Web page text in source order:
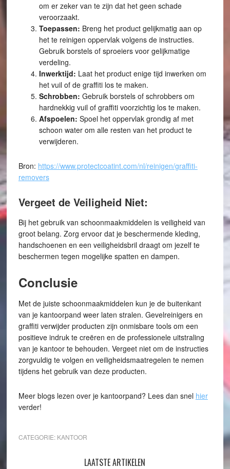
om er zeker van te zijn dat het geen schade
veroorzaakt.
Toepassen: Breng het product gelijkmatig aan op
het te reinigen oppervlak volgens de instructies.
Gebruik borstels of sproeiers voor gelijkmatige
verdeling.
Inwerktijd: Laat het product enige tijd inwerken om
het vuil of de graffiti los te maken.
Schrobben: Gebruik borstels of schrobbers om
hardnekkig vuil of graffiti voorzichtig los te maken.
Afspoelen: Spoel het oppervlak grondig af met
schoon water om alle resten van het product te
verwijderen.
Bron: https://www.protectcoatint.com/nl/reinigen/graffiti-
removers
Vergeet de Veiligheid Niet:
Bij het gebruik van schoonmaakmiddelen is veiligheid van
groot belang. Zorg ervoor dat je beschermende kleding,
handschoenen en een veiligheidsbril draagt om jezelf te
beschermen tegen mogelijke spatten en dampen.
Conclusie
Met de juiste schoonmaakmiddelen kun je de buitenkant
van je kantoorpand weer laten stralen. Gevelreinigers en
graffiti verwijder producten zijn onmisbare tools om een
positieve indruk te creëren en de professionele uitstraling
van je kantoor te behouden. Vergeet niet om de instructies
zorgvuldig te volgen en veiligheidsmaatregelen te nemen
tijdens het gebruik van deze producten.
Meer blogs lezen over je kantoorpand? Lees dan snel hier
verder!
CATEGORIE: KANTOOR
LAATSTE ARTIKELEN